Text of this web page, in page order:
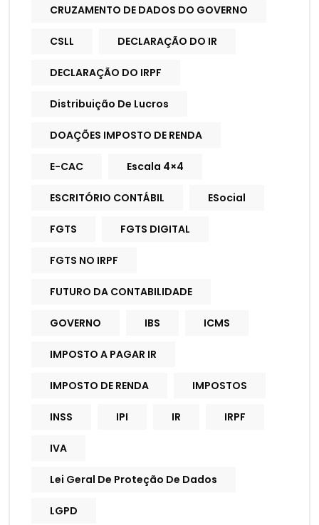
CRUZAMENTO DE DADOS DO GOVERNO
CSLL DECLARAÇÃO DO IR
DECLARAÇÃO DO IRPF
Distribuição De Lucros
DOAÇÕES IMPOSTO DE RENDA
E-CAC Escala 4×4
ESCRITÓRIO CONTÁBIL ESocial
FGTS FGTS DIGITAL
FGTS NO IRPF
FUTURO DA CONTABILIDADE
GOVERNO IBS ICMS
IMPOSTO A PAGAR IR
IMPOSTO DE RENDA IMPOSTOS
INSS IPI IR IRPF
IVA
Lei Geral De Proteção De Dados
LGPD